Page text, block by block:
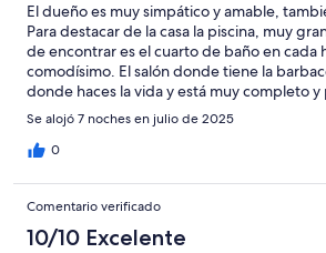
El dueño es muy simpático y amable,
Para destacar de la casa la piscina, muy
de encontrar es el cuarto de baño en cada
comodísimo. El salón donde tiene la
donde haces la vida y está muy completo
poner alguna pega, las hormigas en la
difícil de eliminar porque no es la primera
Se alojó 7 noches en julio de 2025
0
Comentario verificado
10/10 Excelente